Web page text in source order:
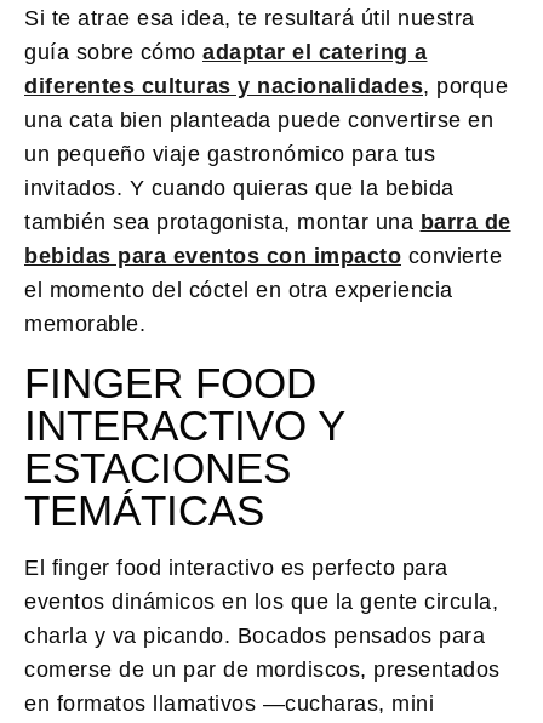
Si te atrae esa idea, te resultará útil nuestra
guía sobre cómo adaptar el catering a
diferentes culturas y nacionalidades, porque
una cata bien planteada puede convertirse en
un pequeño viaje gastronómico para tus
invitados. Y cuando quieras que la bebida
también sea protagonista, montar una barra de
bebidas para eventos con impacto convierte
el momento del cóctel en otra experiencia
memorable.
FINGER FOOD
INTERACTIVO Y
ESTACIONES
TEMÁTICAS
El finger food interactivo es perfecto para
eventos dinámicos en los que la gente circula,
charla y va picando. Bocados pensados para
comerse de un par de mordiscos, presentados
en formatos llamativos —cucharas, mini